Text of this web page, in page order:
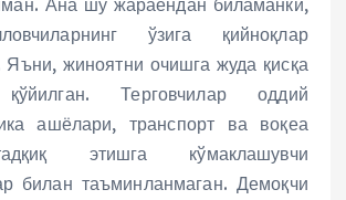
ўзига қийноқлар
Яъни, жиноятни очишга жуда қисқа
Терговчилар оддий
ашёлари, транспорт ва воқеа
этишга кўмаклашувчи
билан таъминланмаган. Демоқчи